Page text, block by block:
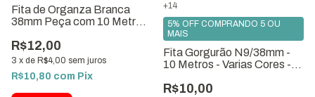
Fita de Organza Branca
38mm Peça com 10 Metros
R$12,00
3 x de R$4,00 sem juros
R$10,80 com Pix
Fita Gorgurão N9/38mm -
10 Metros - Varias Cores -
R$10,00
5% OFF COMPRANDO 5 OU
MAIS
+14